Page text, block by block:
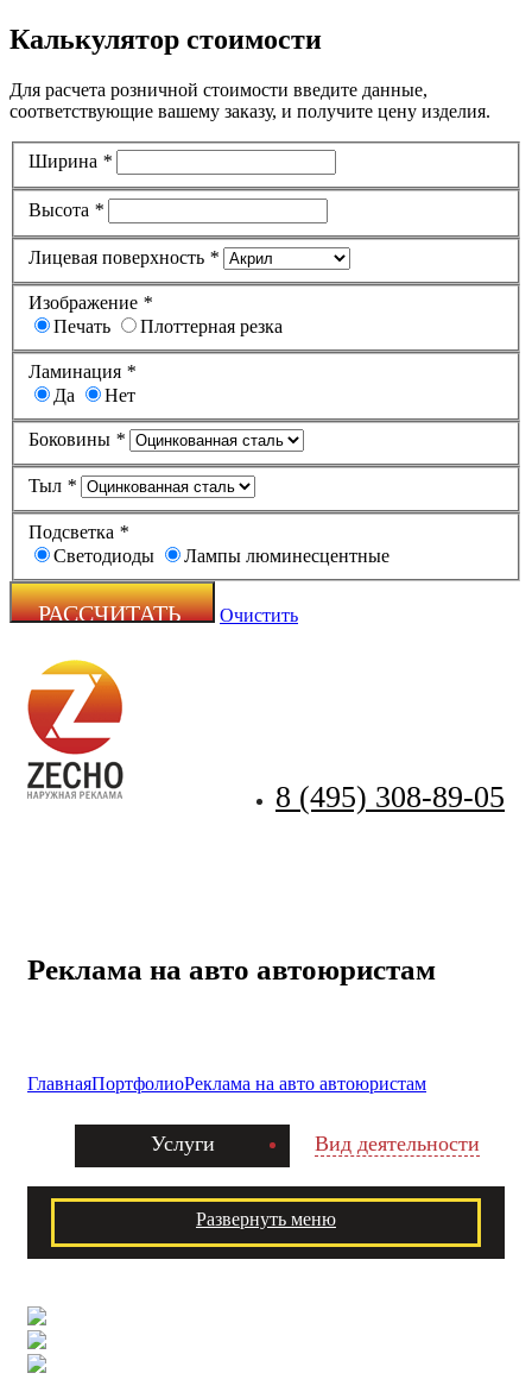
Калькулятор стоимости
Для расчета розничной стоимости введите данные,
соответствующие вашему заказу, и получите цену изделия.
Ширина *
Высота *
Лицевая поверхность *
Изображение *
Печать
Плоттерная резка
Ламинация *
Да
Нет
Боковины *
Тыл *
Подсветка *
Светодиоды
Лампы люминесцентные
Очистить
8 (495) 308-89-05
Реклама на авто автоюристам
ГлавнаяПортфолиоРеклама на авто автоюристам
Услуги Вид деятельности
Развернуть меню